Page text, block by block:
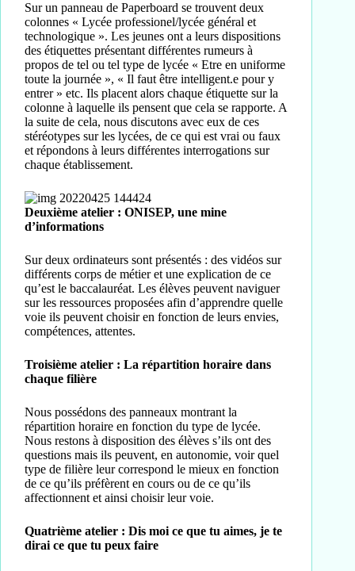
Sur un panneau de Paperboard se trouvent deux
colonnes « Lycée professionel/lycée général et
technologique ». Les jeunes ont a leurs dispositions
des étiquettes présentant différentes rumeurs à
propos de tel ou tel type de lycée « Etre en uniforme
toute la journée », « Il faut être intelligent.e pour y
entrer » etc. Ils placent alors chaque étiquette sur la
colonne à laquelle ils pensent que cela se rapporte. A
la suite de cela, nous discutons avec eux de ces
stéréotypes sur les lycées, de ce qui est vrai ou faux
et répondons à leurs différentes interrogations sur
chaque établissement.
Deuxième atelier : ONISEP, une mine
d’informations
Sur deux ordinateurs sont présentés : des vidéos sur
différents corps de métier et une explication de ce
qu’est le baccalauréat. Les élèves peuvent naviguer
sur les ressources proposées afin d’apprendre quelle
voie ils peuvent choisir en fonction de leurs envies,
compétences, attentes.
Troisième atelier : La répartition horaire dans
chaque filière
Nous possédons des panneaux montrant la
répartition horaire en fonction du type de lycée.
Nous restons à disposition des élèves s’ils ont des
questions mais ils peuvent, en autonomie, voir quel
type de filière leur correspond le mieux en fonction
de ce qu’ils préfèrent en cours ou de ce qu’ils
affectionnent et ainsi choisir leur voie.
Quatrième atelier : Dis moi ce que tu aimes, je te
dirai ce que tu peux faire